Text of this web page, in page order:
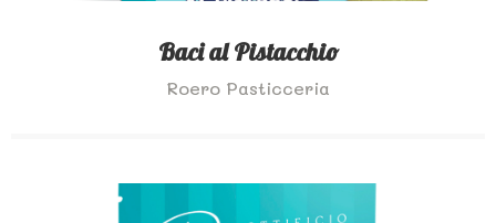
Baci al Pistacchio
Roero Pasticceria